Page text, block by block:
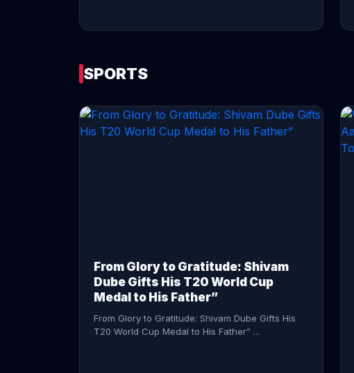
SPORTS
From Glory to Gratitude: Shivam
Dube Gifts His T20 World Cup
Medal to His Father”
From Glory to Gratitude: Shivam Dube Gifts His
T20 World Cup Medal to His Father” ...